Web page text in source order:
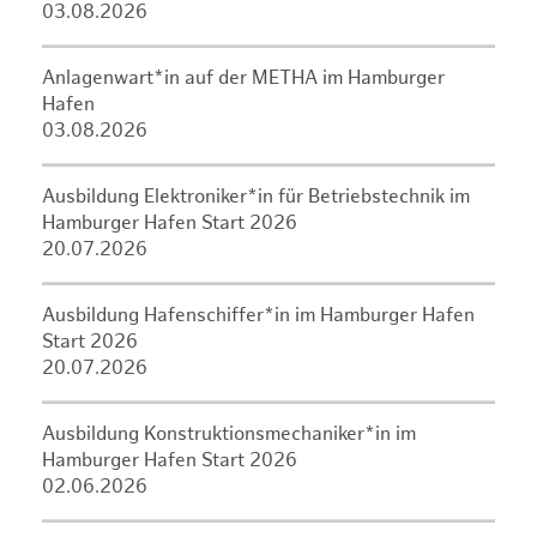
03.08.2026
Anlagenwart*in auf der METHA im Hamburger
Hafen
03.08.2026
Ausbildung Elektroniker*in für Betriebstechnik im
Hamburger Hafen Start 2026
20.07.2026
Ausbildung Hafenschiffer*in im Hamburger Hafen
Start 2026
20.07.2026
Ausbildung Konstruktionsmechaniker*in im
Hamburger Hafen Start 2026
02.06.2026